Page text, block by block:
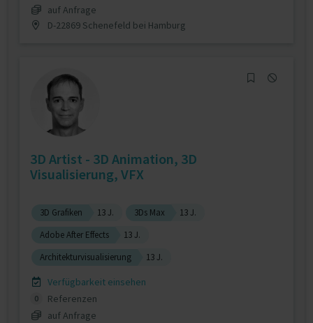
auf Anfrage
D-22869 Schenefeld bei Hamburg
3D Artist - 3D Animation, 3D
Visualisierung, VFX
3D Grafiken 13 J. 3Ds Max
13 J.
Adobe After Effects
13 J.
Architekturvisualisierung
13 J.
Verfügbarkeit einsehen
0
Referenzen
auf Anfrage